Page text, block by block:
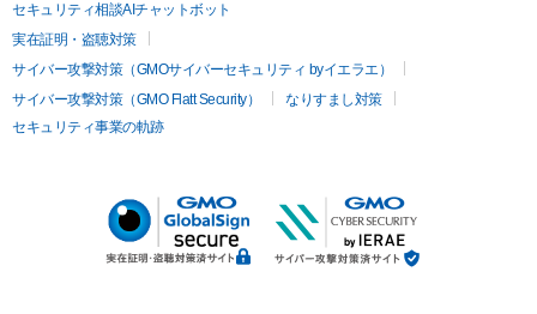
セキュリティ相談AIチャットボット
実在証明・盗聴対策
サイバー攻撃対策（GMOサイバーセキュリティ byイエラエ）
サイバー攻撃対策（GMO Flatt Security）
なりすまし対策
セキュリティ事業の軌跡